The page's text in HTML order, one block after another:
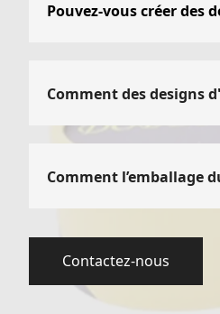
Pouvez-vous créer des
comprendre l'essence
Comment des designs
des clients potentiels.
probabilité que les
Comment l’emballage
l'environnement. En
de café et de thé. Les
environnementale. De
un avantage
Contactez-nous